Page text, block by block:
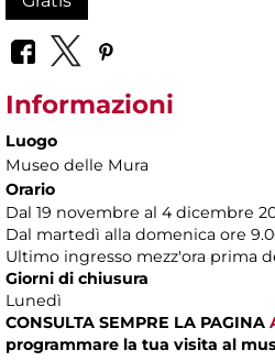
Informazioni
Luogo
Museo delle Mura
Orario
Dal 19 novembre al 4 dicembre
Dal martedì alla domenica ore
Ultimo ingresso mezz'ora prima
Giorni di chiusura
Lunedì
CONSULTA SEMPRE LA PAGINA
programmare la tua visita al